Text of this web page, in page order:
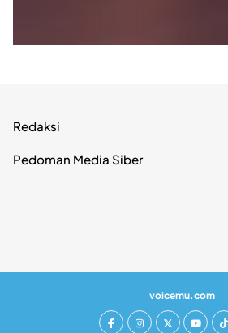
Redaksi
Pedoman Media Siber
voicemu.com